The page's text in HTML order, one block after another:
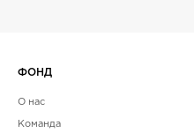
ФОНД
О нас
Команда